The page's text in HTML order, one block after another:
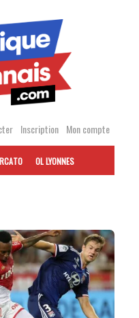
Inscription Mon compte
OL LYONNES